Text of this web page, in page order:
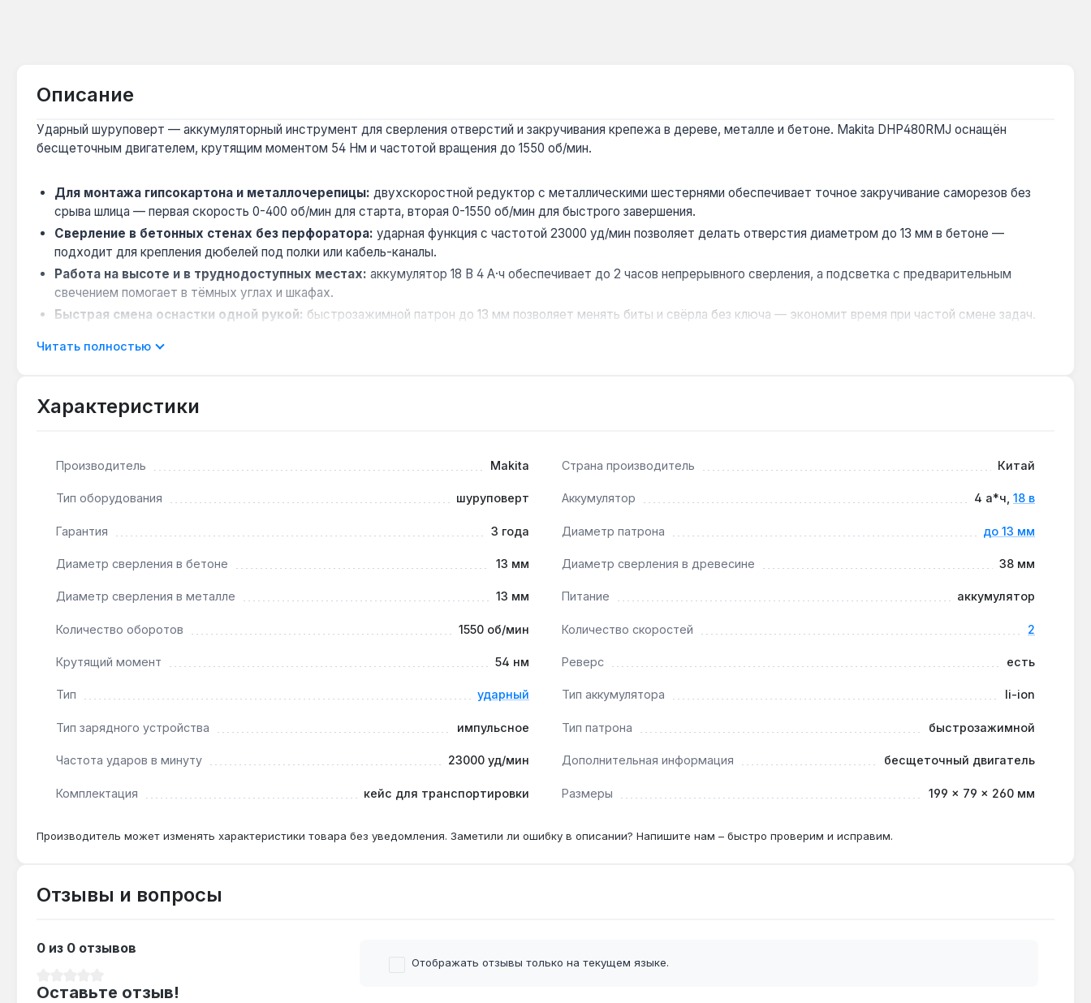
Описание
Ударный шуруповерт — аккумуляторный инструмент для сверления отверстий и закручивания крепежа в дереве, металле и бетоне. Makita DHP480RMJ оснащён
бесщеточным двигателем, крутящим моментом 54 Нм и частотой вращения до 1550 об/мин.
Для монтажа гипсокартона и металлочерепицы: двухскоростной редуктор с металлическими шестернями обеспечивает точное закручивание саморезов без
срыва шлица — первая скорость 0-400 об/мин для старта, вторая 0-1550 об/мин для быстрого завершения.
Сверление в бетонных стенах без перфоратора: ударная функция с частотой 23000 уд/мин позволяет делать отверстия диаметром до 13 мм в бетоне —
подходит для крепления дюбелей под полки или кабель-каналы.
Работа на высоте и в труднодоступных местах: аккумулятор 18 В 4 А·ч обеспечивает до 2 часов непрерывного сверления, а подсветка с предварительным
свечением помогает в тёмных углах и шкафах.
Быстрая смена оснастки одной рукой: быстрозажимной патрон до 13 мм позволяет менять биты и свёрла без ключа — экономит время при частой смене задач.
продлевает срок службы при работе в сырых подвалах или на улице.
Инструмент подходит для профессионального использования при сборке мебели, монтаже гипсокартонных конструкций, сверлении отверстий под проводку и
креплении сантехнических элементов. Производство — Китай. Гарантия 3 года, доставка по Украине.
Подходит ли для сверления нержавеющей стали?
Да — крутящий момент 54 Нм и частота вращения до 1550 об/мин позволяют сверлить отверстия диаметром до 13 мм в металле, включая нержавейку, при
Как часто нужно обслуживать редуктор?
Металлические шестерни редуктора не требуют регулярной смазки — достаточно проверять состояние раз в 6 месяцев при интенсивной эксплуатации, замена
Читать полностью
Характеристики
Производитель Makita Страна производитель Китай
Тип оборудования шуруповерт Аккумулятор 4 а*ч, 18 в
Гарантия 3 года Диаметр патрона до 13 мм
Диаметр сверления в бетоне 13 мм Диаметр сверления в древесине 38 мм
Диаметр сверления в металле 13 мм Питание аккумулятор
Количество оборотов 1550 об/мин Количество скоростей 2
Крутящий момент 54 нм Реверс есть
Тип ударный Тип аккумулятора li-ion
Тип зарядного устройства импульсное Тип патрона быстрозажимной
Частота ударов в минуту 23000 уд/мин Дополнительная информация бесщеточный двигатель
Комплектация кейс для транспортировки Размеры 199 × 79 × 260 мм
Производитель может изменять характеристики товара без уведомления. Заметили ли ошибку в описании? Напишите нам – быстро проверим и исправим.
Отзывы и вопросы
0 из 0 отзывов
Оставьте отзыв!
Отображать отзывы только на текущем языке.